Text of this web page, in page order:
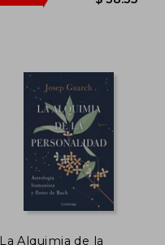
40%
La Alquimia de la